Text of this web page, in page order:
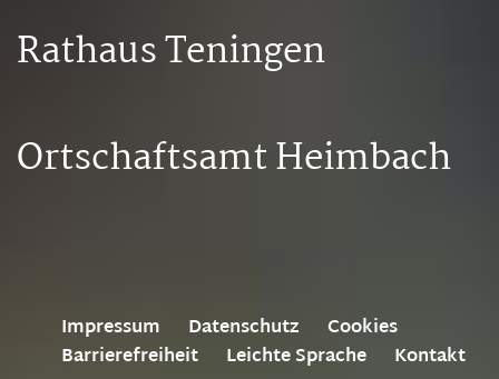
Rathaus Teningen
Ortschaftsamt Heimbach
Impressum Datenschutz
Cookies
Barrierefreiheit
Leichte Sprache Kontakt